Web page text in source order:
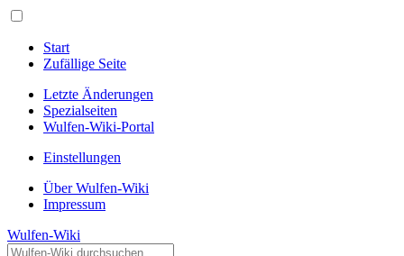
Start
Zufällige Seite
Letzte Änderungen
Spezialseiten
Wulfen-Wiki-Portal
Einstellungen
Über Wulfen-Wiki
Impressum
Wulfen-Wiki